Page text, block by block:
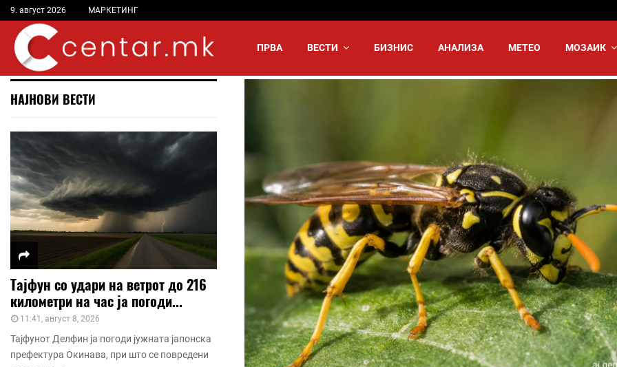
9. август 2026 МАРКЕТИНГ
ПРВА ВЕСТИ БИЗНИС АНАЛИЗА МЕТЕО МОЗАИК
НАЈНОВИ ВЕСТИ
Тајфун со удари на ветрот до 216
километри на час ја погоди...
11:41, август 8, 2026
Тајфунот Делфин ја погоди јужната јапонска
префектура Окинава, при што се повредени